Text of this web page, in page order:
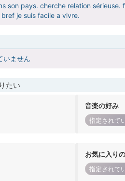
son pays. cherche relation
je suis facile a vivre.
いません
たい
音楽の好み
指定されて
お気に入り
指定されて